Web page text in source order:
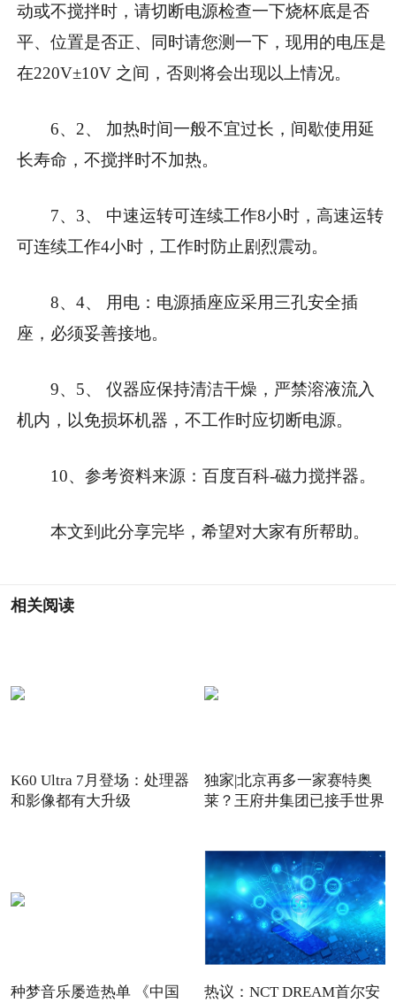
动或不搅拌时，请切断电源检查一下烧杯底是否
平、位置是否正、同时请您测一下，现用的电压是
在220V±10V 之间，否则将会出现以上情况。
6、2、 加热时间一般不宜过长，间歇使用延
长寿命，不搅拌时不加热。
7、3、 中速运转可连续工作8小时，高速运转
可连续工作4小时，工作时防止剧烈震动。
8、4、 用电：电源插座应采用三孔安全插
座，必须妥善接地。
9、5、 仪器应保持清洁干燥，严禁溶液流入
机内，以免损坏机器，不工作时应切断电源。
10、参考资料来源：百度百科-磁力搅拌器。
本文到此分享完毕，希望对大家有所帮助。
相关阅读
K60 Ultra 7月登场：处理器
和影像都有大升级
独家|北京再多一家赛特奥
莱？王府井集团已接手世界
种梦音乐屡造热单 《中国
热议：NCT DREAM首尔安